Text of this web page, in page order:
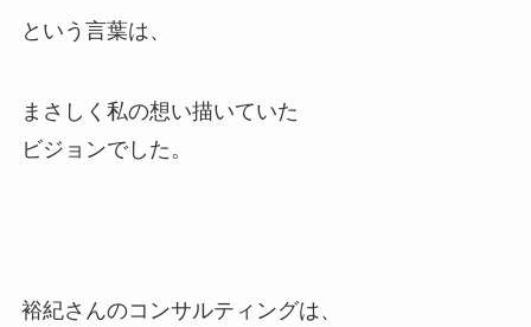
という言葉は、
まさしく私の想い描いていた
ビジョンでした。
裕紀さんのコンサルティングは、